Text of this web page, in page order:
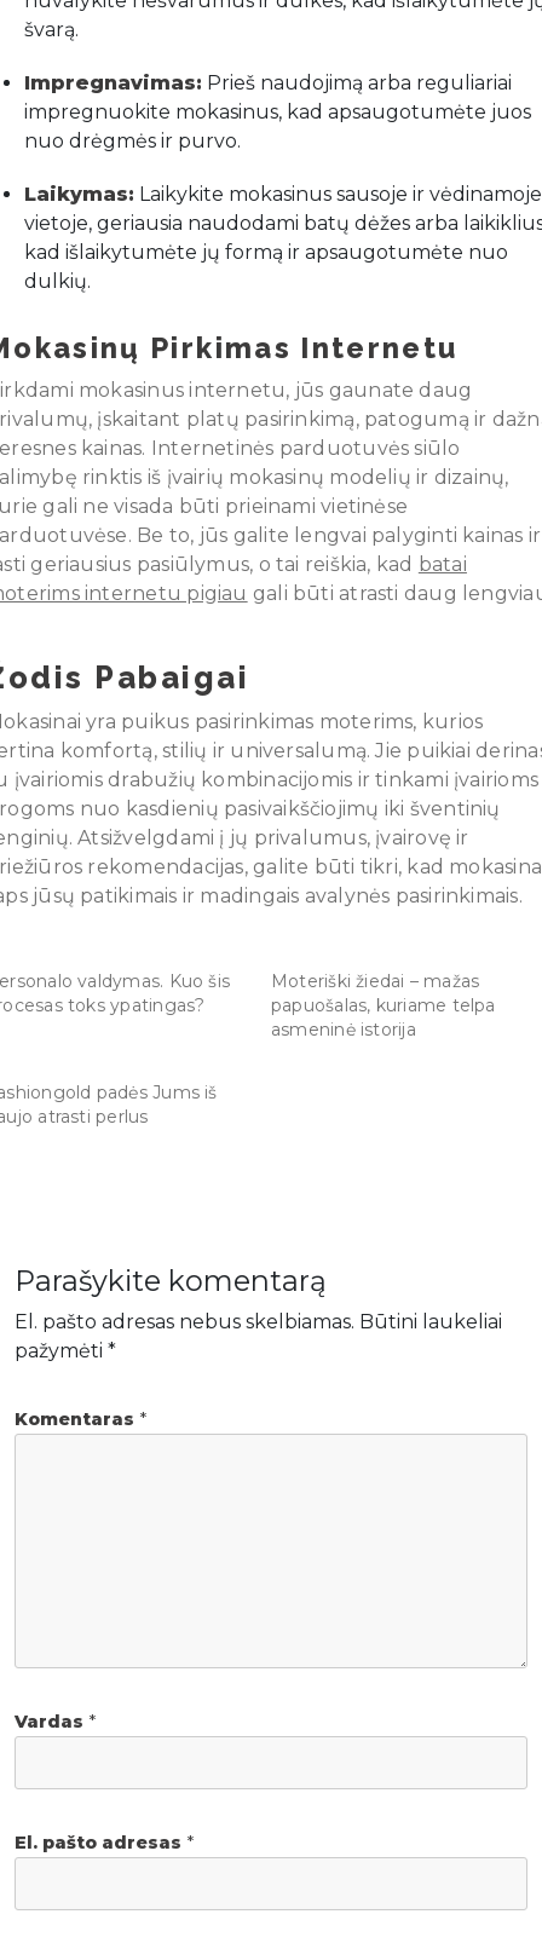
švarą.
Impregnavimas: Prieš naudojimą arba reguliariai
impregnuokite mokasinus, kad apsaugotumėte juos
nuo drėgmės ir purvo.
Laikymas: Laikykite mokasinus sausoje ir vėdinamoje
vietoje, geriausia naudodami batų dėžes arba
kad išlaikytumėte jų formą ir apsaugotumėte nuo
dulkių.
Pirkimas Internetu
mokasinus internetu, jūs gaunate daug
įskaitant platų pasirinkimą, patogumą ir
kainas. Internetinės parduotuvės siūlo
rinktis iš įvairių mokasinų modelių ir dizainų,
gali ne visada būti prieinami vietinėse
Be to, jūs galite lengvai palyginti kainas ir
geriausius pasiūlymus, o tai reiškia, kad batai
internetu pigiau gali būti atrasti daug
Pabaigai
yra puikus pasirinkimas moterims, kurios
komfortą, stilių ir universalumą. Jie puikiai
įvairiomis drabužių kombinacijomis ir tinkami įvairioms
nuo kasdienių pasivaikščiojimų iki šventinių
Atsižvelgdami į jų privalumus, įvairovę ir
rekomendacijas, galite būti tikri, kad
jūsų patikimais ir madingais avalynės pasirinkimais.
valdymas. Kuo šis
toks ypatingas?
Moteriški žiedai – mažas
papuošalas, kuriame telpa
asmeninė istorija
padės Jums iš
atrasti perlus
Parašykite komentarą
El. pašto adresas nebus skelbiamas. Būtini laukeliai
pažymėti *
Komentaras *
Vardas *
El. pašto adresas *